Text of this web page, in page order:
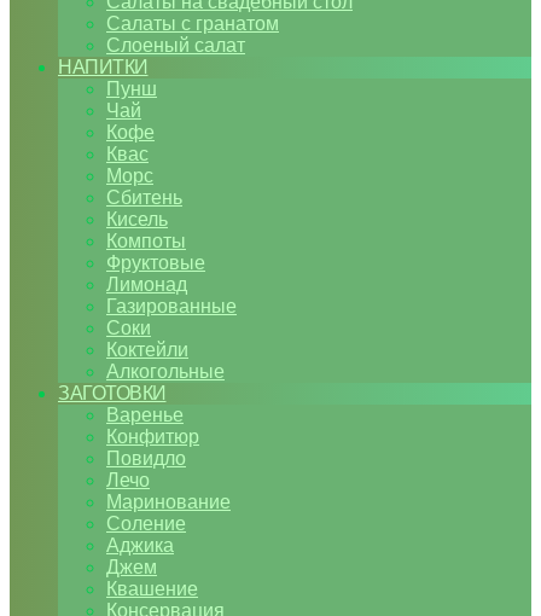
Салаты с гранатом
Слоеный салат
НАПИТКИ
Пунш
Чай
Кофе
Квас
Морс
Сбитень
Кисель
Компоты
Фруктовые
Лимонад
Газированные
Соки
Коктейли
Алкогольные
ЗАГОТОВКИ
Варенье
Конфитюр
Повидло
Лечо
Маринование
Соление
Аджика
Джем
Квашение
Консервация